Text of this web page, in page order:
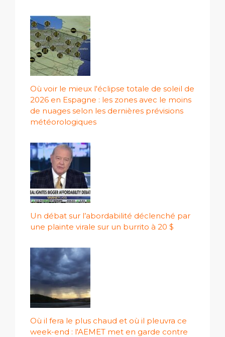
Où voir le mieux l'éclipse totale de soleil de
2026 en Espagne : les zones avec le moins
de nuages ​​selon les dernières prévisions
météorologiques
Un débat sur l’abordabilité déclenché par
une plainte virale sur un burrito à 20 $
Où il fera le plus chaud et où il pleuvra ce
week-end : l'AEMET met en garde contre